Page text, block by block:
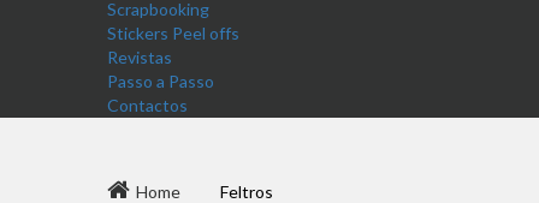
Scrapbooking
Stickers Peel offs
Revistas
Passo a Passo
Contactos
Home Feltros